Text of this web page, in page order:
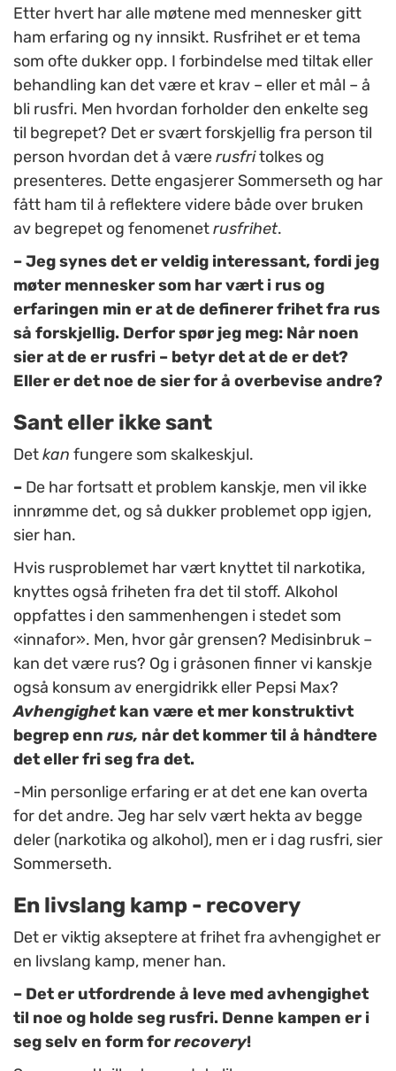
Etter hvert har alle møtene med mennesker gitt
ham erfaring og ny innsikt. Rusfrihet er et tema
som ofte dukker opp. I forbindelse med tiltak eller
behandling kan det være et krav – eller et mål – å
bli rusfri. Men hvordan forholder den enkelte seg
til begrepet? Det er svært forskjellig fra person til
person hvordan det å værerusfritolkes og
presenteres. Dette engasjerer Sommerseth og har
fått ham til å reflektere videre både over bruken
av begrepet og fenomenetrusfrihet.
– Jeg synes det er veldig interessant, fordi jeg
møter mennesker som har vært i rus og
erfaringen min er at de definerer frihet fra rus
så forskjellig. Derfor spør jeg meg: Når noen
sier at de er rusfri – betyr det at de er det?
Eller er det noe de sier for å overbevise andre?
Sant eller ikke sant
Detkan fungere som skalkeskjul.
– De har fortsatt et problem kanskje, men vil ikke
innrømme det, og så dukker problemet opp igjen,
sier han.
Hvis rusproblemet har vært knyttet til narkotika,
knyttes også friheten fra det til stoff. Alkohol
oppfattes i den sammenhengen i stedet som
«innafor». Men, hvor går grensen? Medisinbruk –
kan det være rus? Og i gråsonen finner vi kanskje
også konsum av energidrikk eller Pepsi Max?
Avhengighetkan være et mer konstruktivt
begrep enn rus, når det kommer til å håndtere
det eller fri seg fra det.
-Min personlige erfaring er at det ene kan overta
for det andre. Jeg har selv vært hekta av begge
deler (narkotika og alkohol), men er i dag rusfri, sier
Sommerseth.
En livslang kamp - recovery
Det er viktig akseptere at frihet fra avhengighet er
en livslang kamp, mener han.
– Det er utfordrende å leve med avhengighet
til noe og holde seg rusfri. Denne kampen er i
seg selv en form forrecovery!